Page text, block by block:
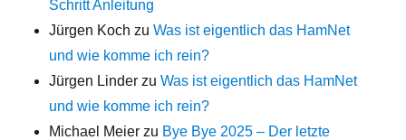
Schritt Anleitung
Jürgen Koch zuWas ist eigentlich das HamNet
und wie komme ich rein?
Jürgen Linder zuWas ist eigentlich das HamNet
und wie komme ich rein?
Michael Meier zu Bye Bye 2025 – Der letzte